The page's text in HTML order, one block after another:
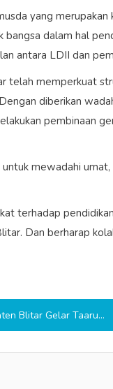
yang
dalam hal
antara LDII dan
telah memperkuat
diberikan
pembinaan
mewadahi
terhadap
Dan berharap
Taaruf Akbar Usia Nikah